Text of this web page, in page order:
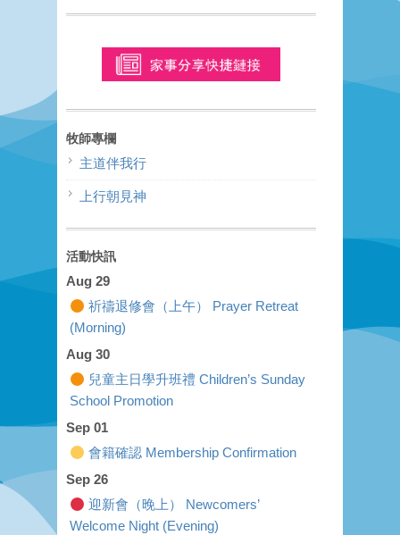
牧師專欄
主道伴我行
上行朝見神
活動快訊
Aug 29
祈禱退修會（上午） Prayer Retreat
(Morning)
Aug 30
兒童主日學升班禮 Children’s Sunday
School Promotion
Sep 01
會籍確認 Membership Confirmation
Sep 26
迎新會（晚上） Newcomers’
Welcome Night (Evening)